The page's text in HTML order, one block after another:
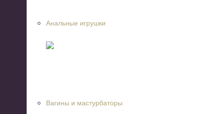
Анальные игрушки
Вагины и мастурбаторы